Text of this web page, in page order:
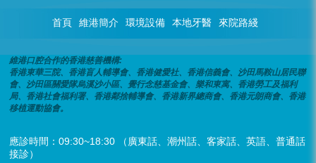
首頁 維港簡介 環境設備 本地牙醫 來院路綫
維港口腔合作的香港慈善機構:
香港東華三院、香港盲人輔導會、香港健愛社、香港信義會、沙田馬鞍山居民聯
會、沙田區關愛隊烏溪沙小區、覺行念慈基金會、樂和東寓、香港勞工及福利
局、香港社會福利署、香港鄰捨輔導會、香港新界總商會、香港元朗商會、香港
移植運動協會。
應診時間：09:30~18:30 （廣東話、潮州話、客家話、英語、普通話
接診）